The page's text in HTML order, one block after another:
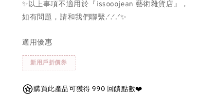
✨以上事項不適用於『issooojean 藝術雜貨店』，
如有問題，請和我們聯繫.ᐟ.ᐟ.ᐟ✨
適用優惠
新用戶折價券
購買此產品可獲得 990 回饋點數❤️